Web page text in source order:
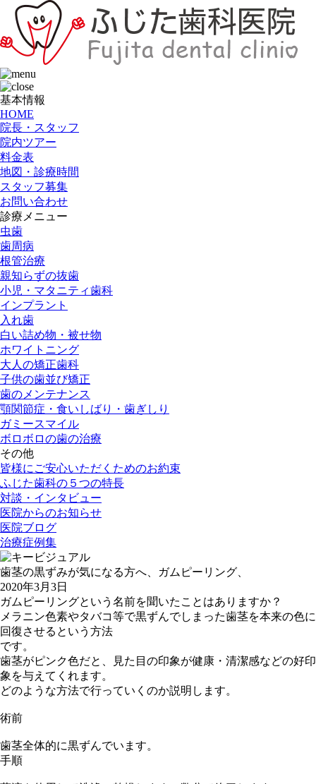
基本情報
HOME
院長・スタッフ
院内ツアー
料金表
地図・診療時間
スタッフ募集
お問い合わせ
診療メニュー
虫歯
歯周病
根管治療
親知らずの抜歯
小児・マタニティ歯科
インプラント
入れ歯
白い詰め物・被せ物
ホワイトニング
大人の矯正歯科
子供の歯並び矯正
歯のメンテナンス
顎関節症・食いしばり・歯ぎしり
ガミースマイル
ボロボロの歯の治療
その他
皆様にご安心いただくためのお約束
ふじた歯科の５つの特長
対談・インタビュー
医院からのお知らせ
医院ブログ
治療症例集
歯茎の黒ずみが気になる方へ、ガムピーリング、
2020年3月3日
ガムピーリングという名前を聞いたことはありますか？
メラニン色素やタバコ等で黒ずんでしまった歯茎を本来の色に
回復させるという方法
です。
歯茎がピンク色だと、見た目の印象が健康・清潔感などの好印
象を与えてくれます。
どのような方法で行っていくのか説明します。
術前
歯茎全体的に黒ずんでいます。
手順